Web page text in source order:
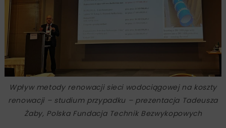
Wpływ metody renowacji sieci wodociągowej na koszty
renowacji – studium przypadku– prezentacja Tadeusza
Żaby, Polska Fundacja Technik Bezwykopowych